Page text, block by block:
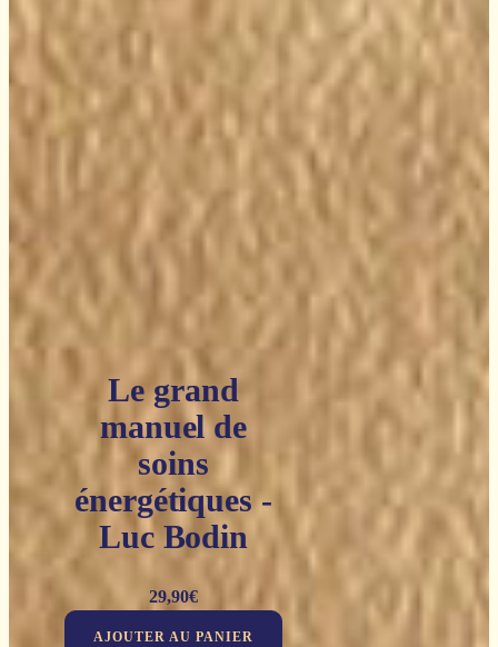
Le grand
manuel de
soins
énergétiques -
Luc Bodin
29,90€
AJOUTER AU PANIER